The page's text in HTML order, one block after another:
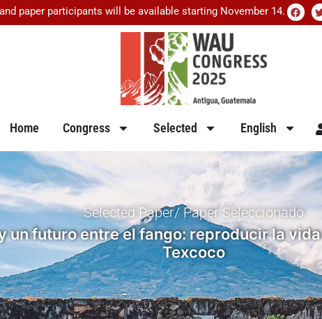
paper participants will be available starting November 14.
Home Congress Selected English
Selected Paper/ Paper Seleccionado
un futuro entre el fango: reproducir la
Texcoco